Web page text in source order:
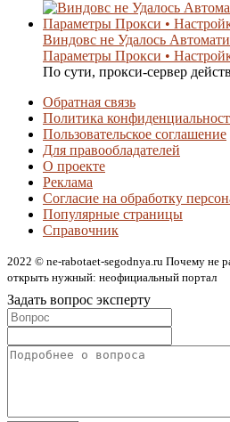
Виндовс не Удалось
Параметры Прокси •
По сути, прокси-сервер
Обратная связь
Политика
Пользовательское соглашение
Для правообладателей
О проекте
Реклама
Согласие на обработку
Популярные страницы
Справочник
2022 © ne-rabotaet-segodnya.ru Почему не
открыть нужный: неофициальный портал
Задать вопрос эксперту